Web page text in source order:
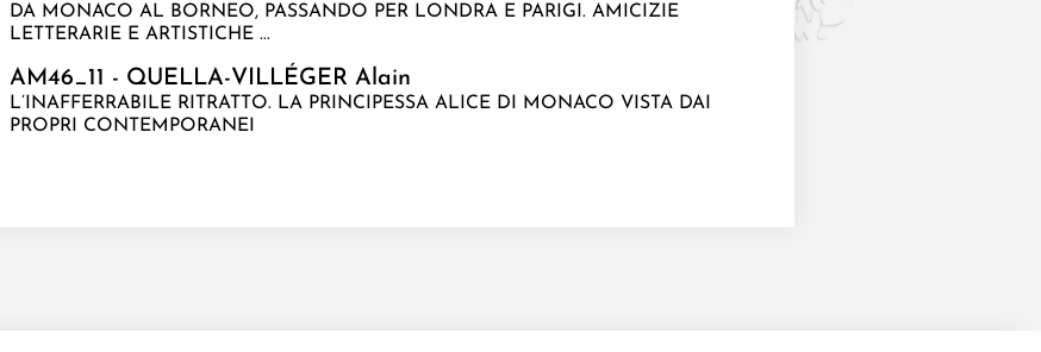
DA MONACO AL BORNEO, PASSANDO PER LONDRA E PARIGI. AMICIZIE
LETTERARIE E ARTISTICHE ...
AM46_11 - QUELLA-VILLÉGER Alain
L’INAFFERRABILE RITRATTO. LA PRINCIPESSA ALICE DI MONACO VISTA DAI
PROPRI CONTEMPORANEI